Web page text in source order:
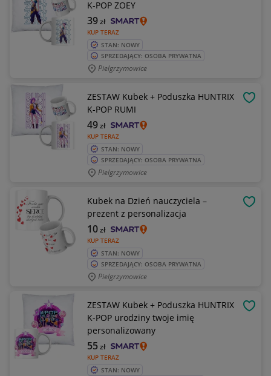
K-POP ZOEY
KUP TERAZ
39zł
STAN: NOWY
SPRZEDAJĄCY: OSOBA PRYWATNA
Pielgrzymowice
ZESTAW Kubek + Poduszka HUNTRIX
K-POP RUMI
KUP TERAZ
49zł
STAN: NOWY
SPRZEDAJĄCY: OSOBA PRYWATNA
Pielgrzymowice
Kubek na Dzień nauczyciela –
prezent z personalizacja
KUP TERAZ
10zł
STAN: NOWY
SPRZEDAJĄCY: OSOBA PRYWATNA
Pielgrzymowice
ZESTAW Kubek + Poduszka HUNTRIX
K-POP urodziny twoje imię
personalizowany
KUP TERAZ
55zł
STAN: NOWY